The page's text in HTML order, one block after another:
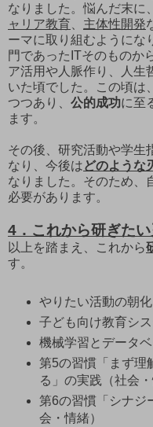
なりました。悩んだ末に、
ャリア教育
主体性開発
ーマに取り組むようにな
門であったITそのものか
ア活用や人脈作り、人生
いた頃でした。この頃は、
つつあり、 公的成功に至
ます。
その後、研究活動や学生
なり、今後はどのような
なりました。そのため、
必要があります。
4．これから研ぎたい
以上を踏まえ、これから
す。
やりたい活動の朝化
子ども向け教育シス
機械学習とデータベ
第5の習慣「まず理
る」の実践（社会・
第6の習慣「シナジ
会・情緒）